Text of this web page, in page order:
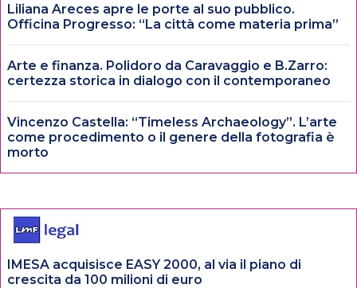
Liliana Areces apre le porte al suo pubblico.
Officina Progresso: “La città come materia prima”
Arte e finanza. Polidoro da Caravaggio e B.Zarro:
certezza storica in dialogo con il contemporaneo
Vincenzo Castella: “Timeless Archaeology”. L’arte
come procedimento o il genere della fotografia è
morto
IMESA acquisisce EASY 2000, al via il piano di
crescita da 100 milioni di euro